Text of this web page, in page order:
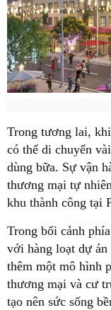
Trong tương lai,
có thể di chuyển
dùng bữa. Sự vận
thương mại tự
khu thành công tại
Trong bối cảnh
với hàng loạt dự
thêm một mô hình
thương mại và cư
tạo nên sức sống